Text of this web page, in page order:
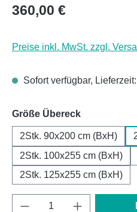
Regulärer Preis:
360,00 €
Preise inkl. MwSt. zzgl.
Sofort verfügbar,
Größe Übereckauswählen
2Stk. 90x200 cm (BxH)
2Stk. 100x255 cm (BxH)
2Stk. 125x255 cm (BxH)
Produkt Anzahl: